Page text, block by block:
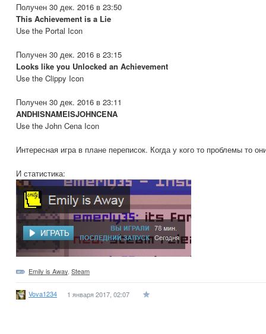
Получен 30 дек. 2016 в 23:50
This Achievement is a Lie
Use the Portal Icon
Получен 30 дек. 2016 в 23:15
Looks like you Unlocked an Achievement
Use the Clippy Icon
Получен 30 дек. 2016 в 23:11
ANDHISNAMEISJOHNCENA
Use the John Cena Icon
Интересная игра в плане переписок. Когда у кого то проблемы то
И статистика:
Emily is Away Steam
Vova1234 1 января 2017, 02:07